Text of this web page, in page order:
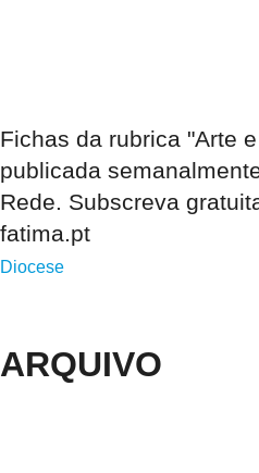
Fichas da rubrica "Arte
publicada
Rede. Subscreva
fatima.pt
Diocese
ARQUIVO